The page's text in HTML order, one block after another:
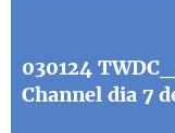
030124
Channel dia 7